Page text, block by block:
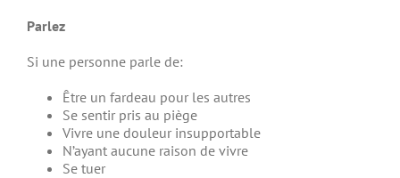
Parlez
Si une personne parle de:
Être un fardeau pour les autres
Se sentir pris au piège
Vivre une douleur insupportable
N’ayant aucune raison de vivre
Se tuer